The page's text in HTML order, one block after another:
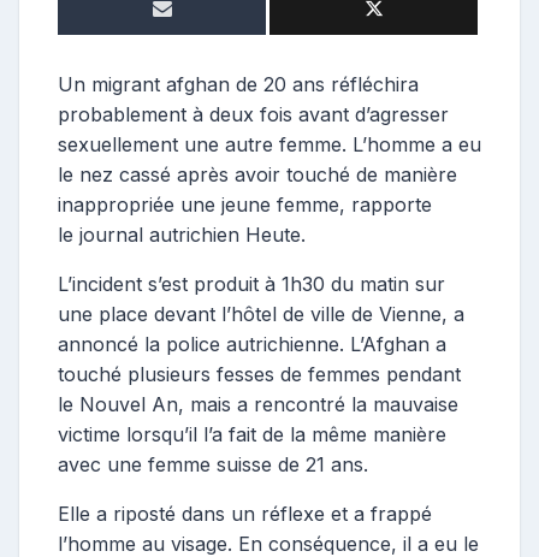
Un migrant afghan de 20 ans réfléchira
probablement à deux fois avant d’agresser
sexuellement une autre femme. L’homme a eu
le nez cassé après avoir touché de manière
inappropriée une jeune femme, rapporte
le journal autrichien Heute.
L’incident s’est produit à 1h30 du matin sur
une place devant l’hôtel de ville de Vienne, a
annoncé la police autrichienne. L’Afghan a
touché plusieurs fesses de femmes pendant
le Nouvel An, mais a rencontré la mauvaise
victime lorsqu’il l’a fait de la même manière
avec une femme suisse de 21 ans.
Elle a riposté dans un réflexe et a frappé
l’homme au visage. En conséquence, il a eu le